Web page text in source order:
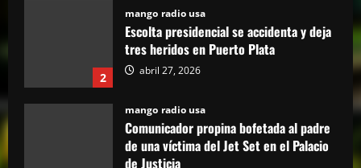
3
mango radio usa
Comunicador propina bofetada al padre
de una víctima del Jet Set en el Palacio
de Justicia
mango radio usa
“Despacito” llega a los 9 billones de
reproducciones en YouTube